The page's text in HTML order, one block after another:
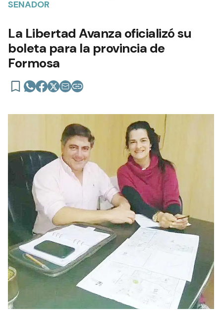
SENADOR
La Libertad Avanza oficializó su
boleta para la provincia de
Formosa